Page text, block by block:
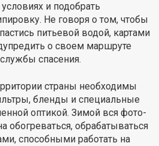
и подобрать
Не говоря о том, чтобы
питьевой водой, картами
о своем маршруте
спасения.
страны необходимы
бленды и специальные
оптикой. Зимой вся фото-
обогреваться, обрабатываться
способными работать на